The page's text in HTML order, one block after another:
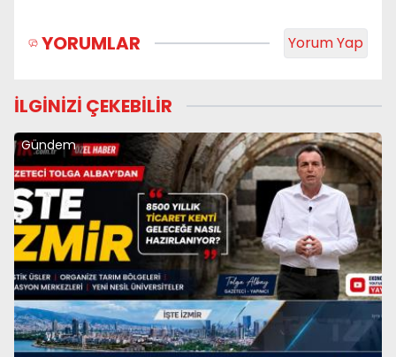
YORUMLAR Yorum Yap
İLGİNİZİ ÇEKEBİLİR
Gündem